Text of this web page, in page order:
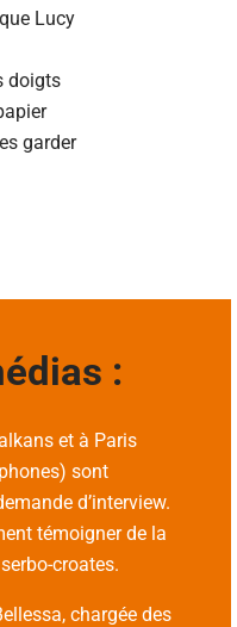
Lucy
doigts
garder
:
et à Paris
sont
d’interview.
témoigner de la
croates.
chargée des